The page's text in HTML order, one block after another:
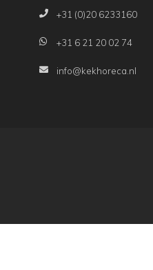
+31 (0)20 6233160
+31 6 21 20 02 74
info@kekhoreca.nl